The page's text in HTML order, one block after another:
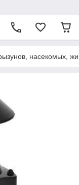
насекомых,